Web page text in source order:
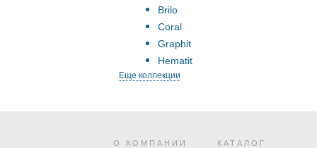
Brilo
Coral
Graphit
Hematit
Еще коллекции
О КОМПАНИИ КАТАЛОГ